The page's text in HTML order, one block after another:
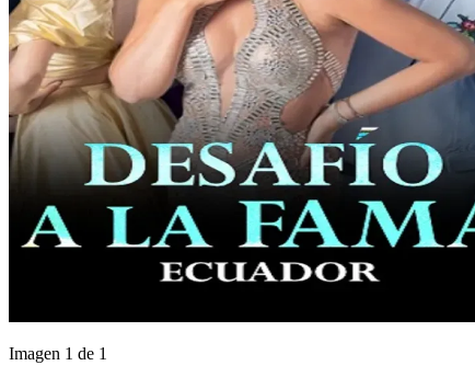
Imagen 1 de 1